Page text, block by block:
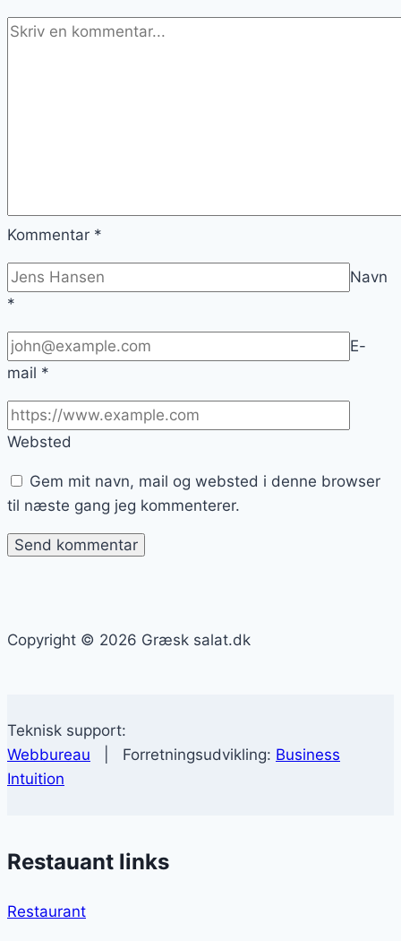
Kommentar *
Navn
*
E-
mail *
Websted
Gem mit navn, mail og websted i denne browser
til næste gang jeg kommenterer.
Copyright © 2026 Græsk salat.dk
Teknisk support:
Webbureau | Forretningsudvikling: Business
Intuition
Restauant links
Restaurant